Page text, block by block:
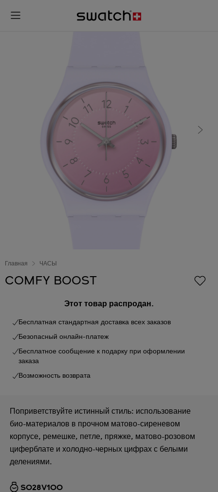
Главная ЧАСЫ
COMFY BOOST
Этот товар распродан.
Бесплатная стандартная доставка всех заказов
Безопасный онлайн-платеж
Бесплатное сообщение к подарку при оформлении
заказа
Возможность возврата
Поприветствуйте истинный стиль: использование
био-материалов в прочном матово-сиреневом
корпусе, ремешке, петле, пряжке, матово-розовом
циферблате и холодно-черных цифрах с белыми
делениями.
SO28V100